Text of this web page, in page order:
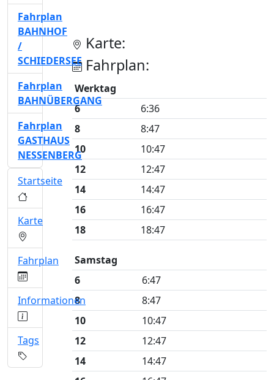
Karte:
Fahrplan:
Werktag
6
6:36
8
8:47
10
10:47
12
12:47
14
14:47
16
16:47
18
18:47
Samstag
6
6:47
8
8:47
10
10:47
12
12:47
14
14:47
Fahrplan
BAHNHOF
/
SCHIEDERSEE
Fahrplan
BAHNÜBERGANG
Fahrplan
GASTHAUS
NESSENBERG
Startseite
Karte
Fahrplan
Informationen
Tags